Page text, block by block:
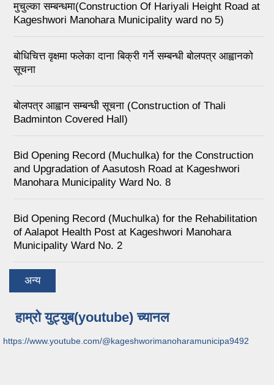
मुचुल्का सम्बन्धमा(Construction Of Hariyali Height Road at
Kageshwori Manohara Municipality ward no 5)
बोधिचित्त वृक्षमा फलेका दाना बिक्री गर्ने सम्बन्धी बोलपत्र आह्वानको
सूचना
बोलपत्र आह्वान सम्बन्धी सूचना (Construction of Thali
Badminton Covered Hall)
Bid Opening Record (Muchulka) for the Construction
and Upgradation of Aasutosh Road at Kageshwori
Manohara Municipality Ward No. 8
Bid Opening Record (Muchulka) for the Rehabilitation
of Aalapot Health Post at Kageshwori Manohara
Municipality Ward No. 2
अन्य
हाम्रो युट्युब(youtube) च्यानल
https://www.youtube.com/@kageshworimanoharamunicipa9492